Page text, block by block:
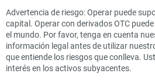
Advertencia de riesgo: Operar puede
capital. Operar con derivados OTC
el mundo. Por favor, tenga en cuenta
información legal antes de utilizar
que entiende los riesgos que conlleva.
interés en los activos subyacentes.